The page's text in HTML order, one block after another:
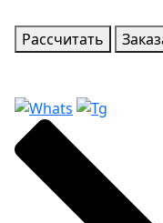
Рассчитать